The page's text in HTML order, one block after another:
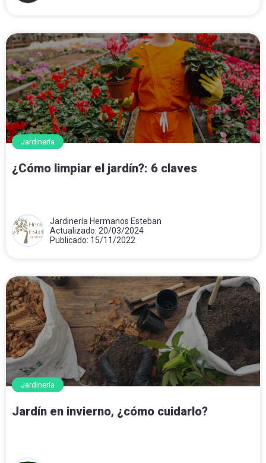
Jardinería
¿Cómo limpiar el jardín?: 6 claves
Jardinería Hermanos Esteban
Actualizado: 20/03/2024
Publicado: 15/11/2022
Jardinería
Jardín en invierno, ¿cómo cuidarlo?